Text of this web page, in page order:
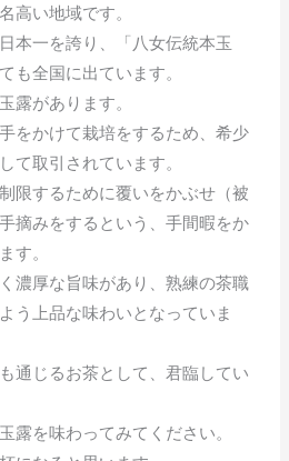
高い地域です。
本一を誇り、「八女伝統本玉
も全国に出ています。
露があります。
をかけて栽培をするため、希少
て取引されています。
限するために覆いをかぶせ（被
摘みをするという、手間暇をか
す。
濃厚な旨味があり、熟練の茶職
う上品な味わいとなっていま
通じるお茶として、君臨してい
露を味わってみてください。